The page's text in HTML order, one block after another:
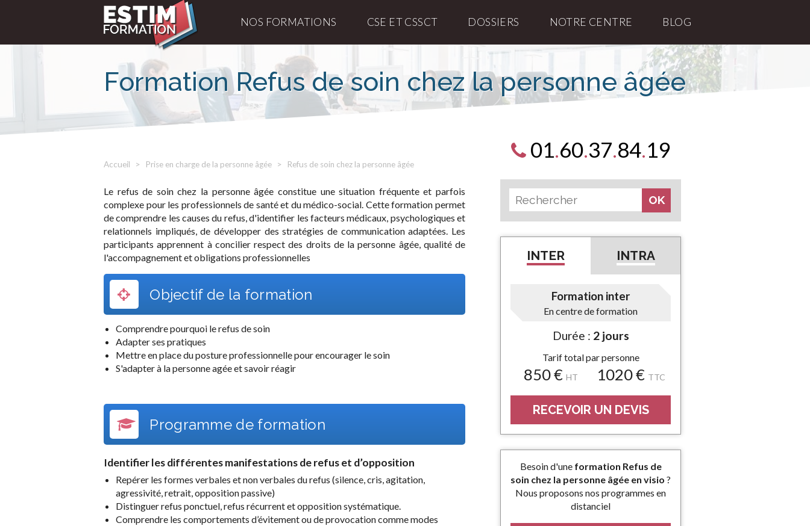
NOS FORMATIONS CSE ET CSSCT DOSSIERS NOTRE CENTRE BLOG
Formation Refus de soin chez la personne âgée
Accueil Prise en charge de la personne âgée Refus de soin chez la personne âgée
Le refus de soin chez la personne âgée constitue une situation fréquente et parfois
complexe pour les professionnels de santé et du médico-social. Cette formation permet
de comprendre les causes du refus, d'identifier les facteurs médicaux, psychologiques et
relationnels impliqués, de développer des stratégies de communication adaptées. Les
participants apprennent à concilier respect des droits de la personne âgée, qualité de
l'accompagnement et obligations professionnelles
Objectif de la formation
Comprendre pourquoi le refus de soin
Adapter ses pratiques
Mettre en place du posture professionnelle pour encourager le soin
S'adapter à la personne agée et savoir réagir
Programme de formation
Identifier les différentes manifestations de refus et d’opposition
Repérer les formes verbales et non verbales du refus (silence, cris, agitation,
agressivité, retrait, opposition passive)
Distinguer refus ponctuel, refus récurrent et opposition systématique.
Comprendre les comportements d’évitement ou de provocation comme modes
01.60.37.84.19
INTER INTRA
Formation inter
En centre de formation
Durée : 2 jours
Tarif total par personne
850 € HT 1020 € TTC
RECEVOIR UN DEVIS
Besoin d'une formation Refus de
soin chez la personne âgée en visio ?
Nous proposons nos programmes en
distanciel